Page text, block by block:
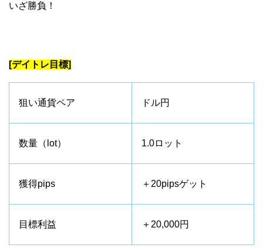
いざ勝負！
[デイトレ目標]
狙い通貨ペア ドル円
数量（lot） 1.0ロット
獲得pips ＋20pipsゲット
目標利益 ＋20,000円